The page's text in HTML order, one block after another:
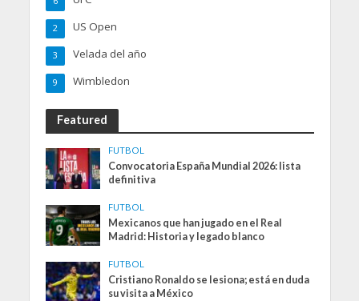
US Open
2
Velada del año
3
Wimbledon
9
Featured
FUTBOL
Convocatoria España Mundial 2026: lista
definitiva
FUTBOL
Mexicanos que han jugado en el Real
Madrid: Historia y legado blanco
FUTBOL
Cristiano Ronaldo se lesiona; está en duda
su visita a México